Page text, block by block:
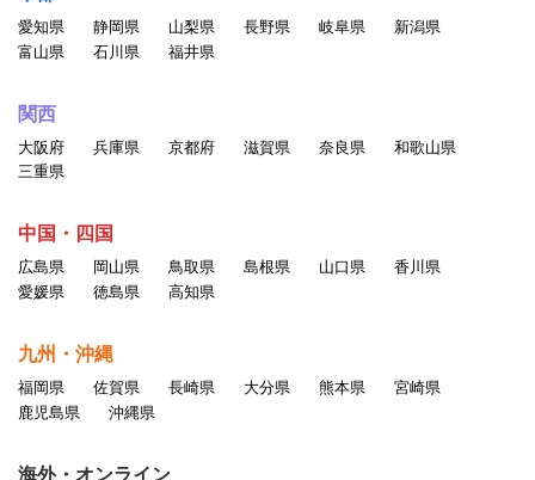
愛知県 静岡県 山梨県 長野県 岐阜県
新潟県
富山県
石川県 福井県
関西
大阪府 兵庫県 京都府 滋賀県 奈良県
和歌山県
三重県
中国・四国
広島県 岡山県 鳥取県 島根県 山口県
香川県
愛媛県
徳島県 高知県
九州・沖縄
福岡県 佐賀県 長崎県 大分県 熊本県
宮崎県
鹿児島県
沖縄県
海外・オンライン